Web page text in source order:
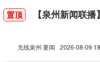
置顶 【泉州新闻联
无线泉州·要闻 2026-08-09